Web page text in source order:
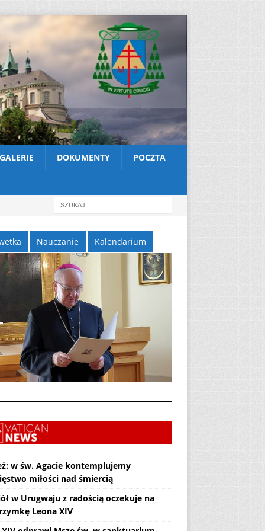
GALERIE DOKUMENTY POCZTA
Nauczanie Kalendarium
w św. Agacie kontemplujemy
miłości nad śmiercią
w Urugwaju z radością oczekuje na
Leona XIV